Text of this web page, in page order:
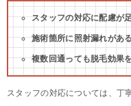
スタッフの対応に配慮が
施術箇所に照射漏れがあ
複数回通っても脱毛効果
スタッフの対応については、丁